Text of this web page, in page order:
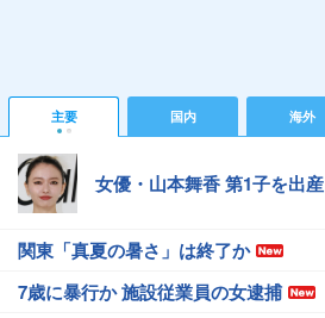
主要 国内 海外
女優・山本舞香 第1子を出産
関東「真夏の暑さ」は終了か
7歳に暴行か 施設従業員の女逮捕